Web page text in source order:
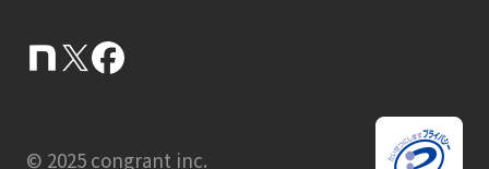
© 2025 congrant inc.